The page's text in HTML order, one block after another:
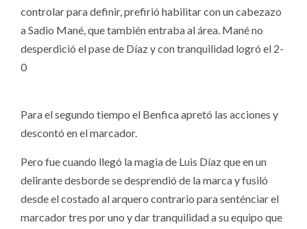
controlar para definir, prefirió habilitar con un cabezazo
a Sadio Mané, que también entraba al área. Mané no
desperdició el pase de Díaz y con tranquilidad logró el 2-
0
Para el segundo tiempo el Benfica apretó las acciones y
descontó en el marcador.
Pero fue cuando llegó la magia de Luis Díaz que en un
delirante desborde se desprendió de la marca y fusiló
desde el costado al arquero contrario para senténciar el
marcador tres por uno y dar tranquilidad a su equipo que